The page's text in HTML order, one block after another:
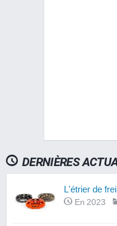
DERNIÈRES
L'étrier de
En 2023